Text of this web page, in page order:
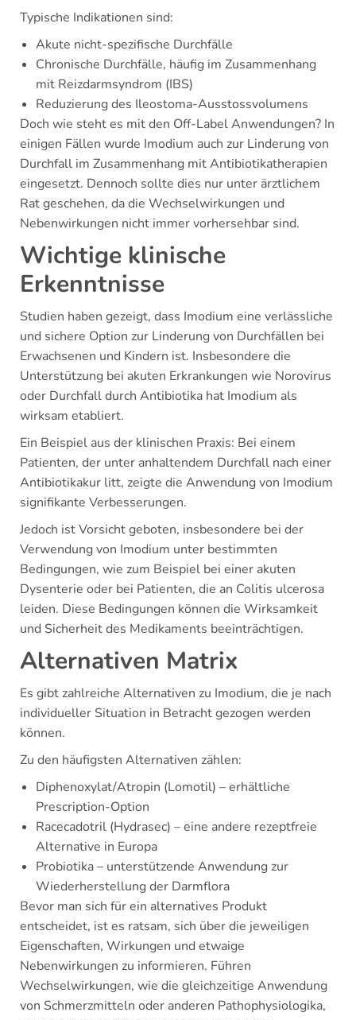
Typische Indikationen sind:
Akute nicht-spezifische Durchfälle
Chronische Durchfälle, häufig im Zusammenhang
mit Reizdarmsyndrom (IBS)
Reduzierung des Ileostoma-Ausstossvolumens
Doch wie steht es mit den Off-Label Anwendungen? In
einigen Fällen wurde Imodium auch zur Linderung von
Durchfall im Zusammenhang mit Antibiotikatherapien
eingesetzt. Dennoch sollte dies nur unter ärztlichem
Rat geschehen, da die Wechselwirkungen und
Nebenwirkungen nicht immer vorhersehbar sind.
Wichtige klinische
Erkenntnisse
Studien haben gezeigt, dass Imodium eine verlässliche
und sichere Option zur Linderung von Durchfällen bei
Erwachsenen und Kindern ist. Insbesondere die
Unterstützung bei akuten Erkrankungen wie Norovirus
oder Durchfall durch Antibiotika hat Imodium als
wirksam etabliert.
Ein Beispiel aus der klinischen Praxis: Bei einem
Patienten, der unter anhaltendem Durchfall nach einer
Antibiotikakur litt, zeigte die Anwendung von Imodium
signifikante Verbesserungen.
Jedoch ist Vorsicht geboten, insbesondere bei der
Verwendung von Imodium unter bestimmten
Bedingungen, wie zum Beispiel bei einer akuten
Dysenterie oder bei Patienten, die an Colitis ulcerosa
leiden. Diese Bedingungen können die Wirksamkeit
und Sicherheit des Medikaments beeinträchtigen.
Alternativen Matrix
Es gibt zahlreiche Alternativen zu Imodium, die je nach
individueller Situation in Betracht gezogen werden
können.
Zu den häufigsten Alternativen zählen:
Diphenoxylat/Atropin (Lomotil) – erhältliche
Prescription-Option
Racecadotril (Hydrasec) – eine andere rezeptfreie
Alternative in Europa
Probiotika – unterstützende Anwendung zur
Wiederherstellung der Darmflora
Bevor man sich für ein alternatives Produkt
entscheidet, ist es ratsam, sich über die jeweiligen
Eigenschaften, Wirkungen und etwaige
Nebenwirkungen zu informieren. Führen
Wechselwirkungen, wie die gleichzeitige Anwendung
von Schmerzmitteln oder anderen Pathophysiologika,